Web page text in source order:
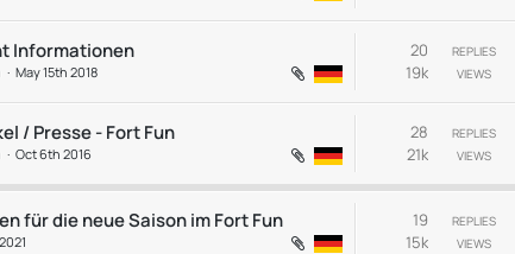
Informationen
May 15th 2018
REPLIES
20
VIEWS
19k
/ Presse - Fort Fun
Oct 6th 2016
REPLIES
28
VIEWS
21k
für die neue Saison im Fort Fun REPLIES
19
VIEWS
15k